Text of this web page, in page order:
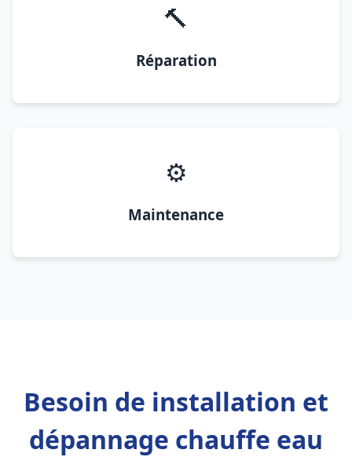
🔨
Réparation
⚙️
Maintenance
Besoin de installation et
dépannage chauffe eau